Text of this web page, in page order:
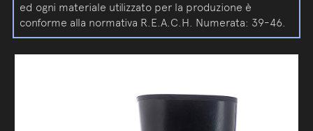
ed ogni materiale utilizzato per la produzione è
conforme alla normativa R.E.A.C.H. Numerata: 39-46.